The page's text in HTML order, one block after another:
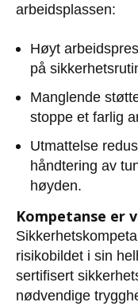
arbeidsplassen:
Høyt
på
Manglende
stoppe et farlig
Utmattelse
håndtering av
høyden.
Kompetanse er
risikobildet i sin
sertifisert
nødvendige